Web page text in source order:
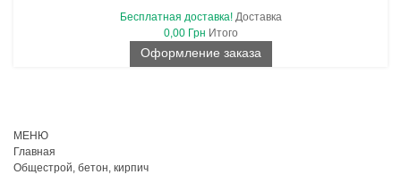
Бесплатная доставка! Доставка
0,00 Грн Итого
Оформление заказа
МЕНЮ
Главная
Общестрой, бетон, кирпич